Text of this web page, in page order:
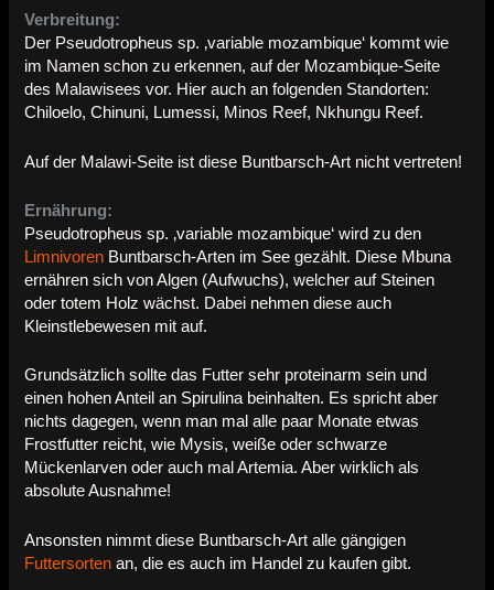
Verbreitung:
Der Pseudotropheus sp. ‚variable mozambique‘ kommt wie
im Namen schon zu erkennen, auf der Mozambique-Seite
des Malawisees vor. Hier auch an folgenden Standorten:
Chiloelo, Chinuni, Lumessi, Minos Reef, Nkhungu Reef.
Auf der Malawi-Seite ist diese Buntbarsch-Art nicht vertreten!
Ernährung:
Pseudotropheus sp. ‚variable mozambique‘ wird zu den
Limnivoren Buntbarsch-Arten im See gezählt. Diese Mbuna
ernähren sich von Algen (Aufwuchs), welcher auf Steinen
oder totem Holz wächst. Dabei nehmen diese auch
Kleinstlebewesen mit auf.
Grundsätzlich sollte das Futter sehr proteinarm sein und
einen hohen Anteil an Spirulina beinhalten. Es spricht aber
nichts dagegen, wenn man mal alle paar Monate etwas
Frostfutter reicht, wie Mysis, weiße oder schwarze
Mückenlarven oder auch mal Artemia. Aber wirklich als
absolute Ausnahme!
Ansonsten nimmt diese Buntbarsch-Art alle gängigen
Futtersorten an, die es auch im Handel zu kaufen gibt.